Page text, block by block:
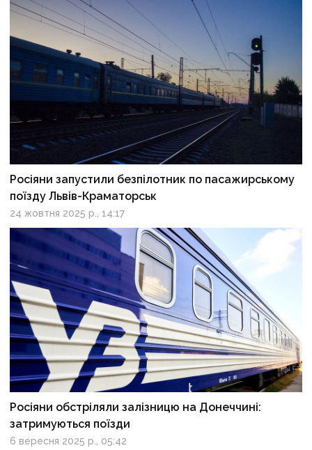
Росіяни запустили безпілотник по пасажирському
поїзду Львів-Краматорськ
24 жовтня 2025 р., 14:17
Росіяни обстріляли залізницю на Донеччині:
затримуються поїзди
6 вересня 2025 р., 05:42